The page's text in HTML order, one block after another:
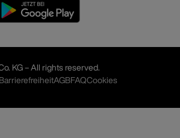
KG – All rights reserved.
BarrierefreiheitAGBFAQCookies